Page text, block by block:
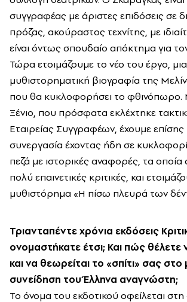
συγγραφέας με άριστες επιδόσεις σε
πρόζας, ακούραστος τεχνίτης, με
είναι όντως σπουδαίο απόκτημα για
Τώρα ετοιμάζουμε το νέο του έργο, μια
μυθιστορηματική βιογραφία της
που θα κυκλοφορήσει το φθινόπωρο.
Ξένιο, που πρόσφατα εκλέχτηκε
Εταιρείας Συγγραφέων, έχουμε επίσης
συνεργασία έχοντας ήδη σε
πεζά με ιστορικές αναφορές, τα
πολύ επαινετικές κριτικές, και
μυθιστόρημα «Η πίσω πλευρά των
Τριανταπέντε χρόνια εκδόσεις
ονομαστήκατε έτσι; Και πώς θέλετε
και να θεωρείται το «σπίτι» σας στο
συνείδηση του Έλληνα αναγνώστη;
Το όνομα του εκδοτικού οφείλεται στη